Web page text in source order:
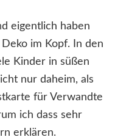
eigentlich haben
im Kopf. In den
Kinder in süßen
nur daheim, als
für Verwandte
ich dass sehr
erklären.